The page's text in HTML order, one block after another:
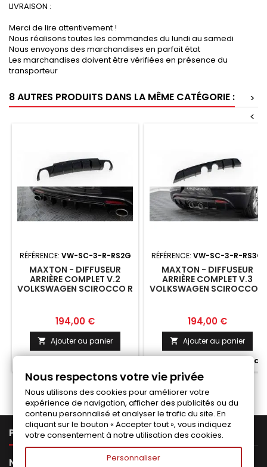
LIVRAISON :
Merci de lire attentivement !
Nous réalisons toutes les commandes du lundi au samedi
Nous envoyons des marchandises en parfait état
Les marchandises doivent être vérifiées en présence du
transporteur
8 AUTRES PRODUITS DANS LA MÊME CATÉGORIE :
>
<
RÉFÉRENCE: VW-SC-3-R-RS2G
MAXTON - DIFFUSEUR
ARRIÈRE COMPLET V.2
VOLKSWAGEN SCIROCCO R
Prix
194,00 €
 Ajouter au panier

RÉFÉRENCE: VW-SC-3-R-RS3G
MAXTON - DIFFUSEUR
ARRIÈRE COMPLET V.3
VOLKSWAGEN SCIROCCO R
Prix
194,00 €
 Ajouter au panier
Fabriqué a la commande
PRODUITS
NOTRE SOCIÉTÉ
Nous respectons votre vie privée
Nous utilisons des cookies pour améliorer votre
expérience de navigation, afficher des publicités ou du
contenu personnalisé et analyser le trafic du site. En
cliquant sur le bouton « Accepter tout », vous indiquez
votre consentement à notre utilisation des cookies.
Personnaliser